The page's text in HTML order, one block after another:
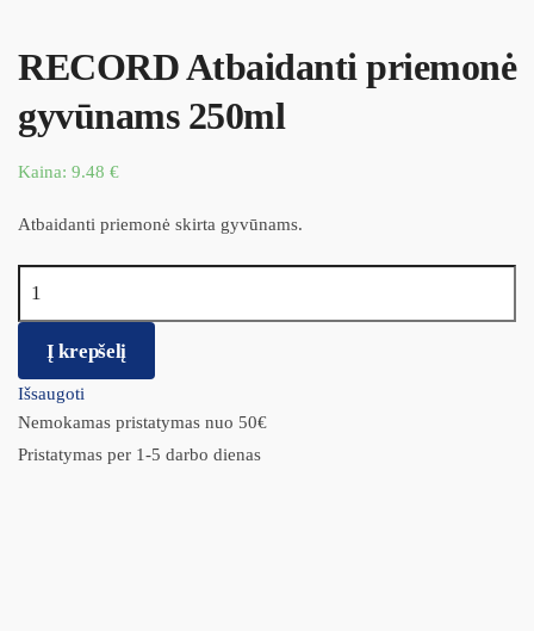
RECORD Atbaidanti priemonė
gyvūnams 250ml
Kaina: 9.48 €
Atbaidanti priemonė skirta gyvūnams.
Į krepšelį
Išsaugoti
Nemokamas pristatymas nuo 50€
Pristatymas per 1-5 darbo dienas